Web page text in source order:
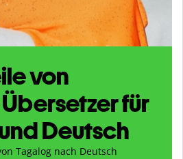
von
für
Deutsch
Tagalog nach Deutsch